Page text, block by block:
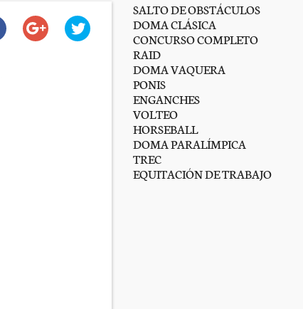
SALTO DE OBSTÁCULOS
DOMA CLÁSICA
CONCURSO COMPLETO
RAID
DOMA VAQUERA
PONIS
ENGANCHES
VOLTEO
HORSEBALL
DOMA PARALÍMPICA
TREC
EQUITACIÓN DE TRABAJO